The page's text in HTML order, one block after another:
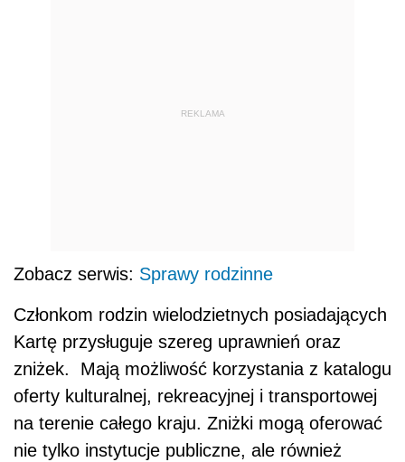
REKLAMA
Zobacz serwis: Sprawy rodzinne
Członkom rodzin wielodzietnych posiadających
Kartę przysługuje szereg uprawnień oraz
zniżek. Mają możliwość korzystania z katalogu
oferty kulturalnej, rekreacyjnej i transportowej
na terenie całego kraju. Zniżki mogą oferować
nie tylko instytucje publiczne, ale również